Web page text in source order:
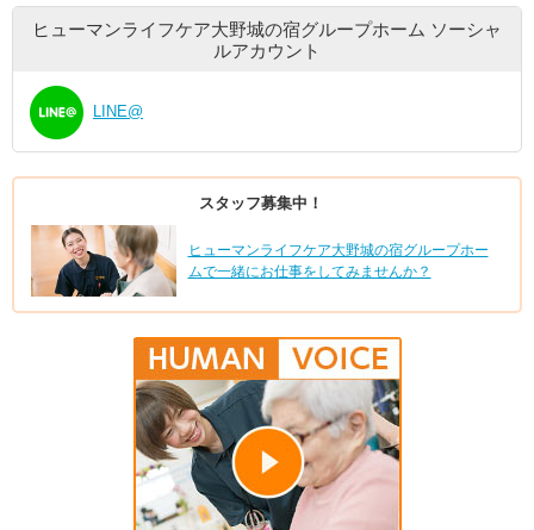
ヒューマンライフケア大野城の宿グループホーム ソーシャ
ルアカウント
LINE@
スタッフ募集中！
ヒューマンライフケア大野城の宿グループホー
ムで一緒にお仕事をしてみませんか？